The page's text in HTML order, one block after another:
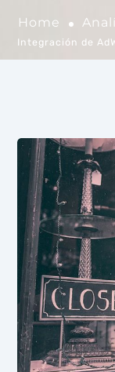
Home
Integración de